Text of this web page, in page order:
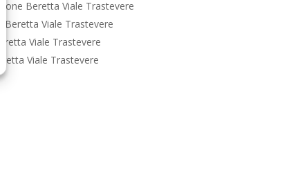
Beretta Viale Trastevere
Beretta Viale Trastevere
Viale Trastevere
Viale Trastevere